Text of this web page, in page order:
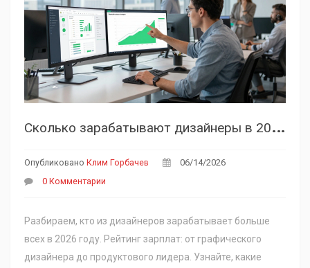
С
колько зарабатывают дизайнеры в 2026 году: рейтинг самых высокооплачиваемых специальностей
Опубликовано Клим Горбачев
06/14/2026
0 Комментарии
Разбираем, кто из дизайнеров зарабатывает больше
всех в 2026 году. Рейтинг зарплат: от графического
дизайнера до продуктового лидера. Узнайте, какие